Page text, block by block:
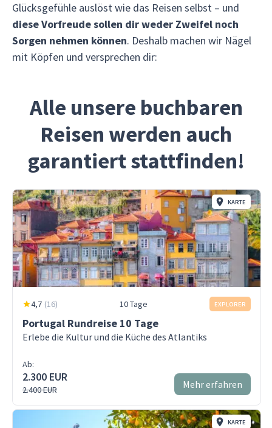
Glücksgefühle auslöst wie das Reisen selbst – und
diese Vorfreude sollen dir weder Zweifel noch
Sorgen nehmen können. Deshalb machen wir Nägel
mit Köpfen und versprechen dir:
Alle unsere buchbaren
Reisen werden auch
garantiert stattfinden!
KARTE
4,7 (16) 10 Tage EXPLORER
Portugal Rundreise 10 Tage
Erlebe die Kultur und die Küche des Atlantiks
Ab:
2.300 EUR
2.400 EUR Mehr erfahren
KARTE